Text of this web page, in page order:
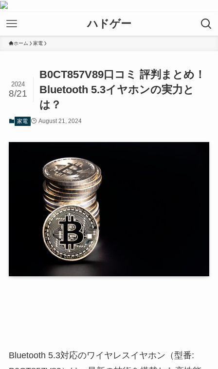
ハドゲー
ホーム 家電
B0CT857V89口コミ 評判まとめ！
Bluetooth 5.3イヤホンの実力と
は？
2024
8/21
家電 August 21, 2024
Bluetooth 5.3対応のワイヤレスイヤホン（型番: